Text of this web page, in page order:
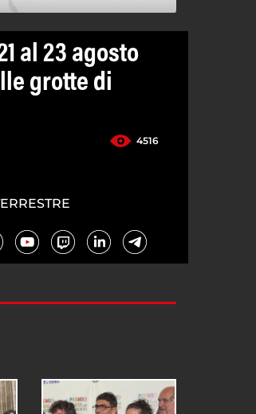
al 23 agosto
grotte di
4516